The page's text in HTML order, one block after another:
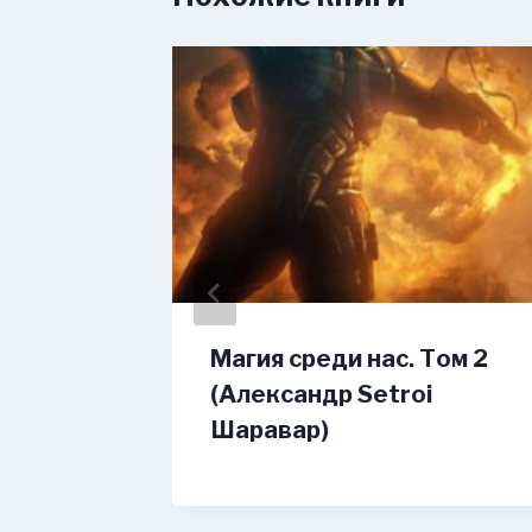
Магия среди нас. Том 2
(Александр Setroi
Шаравар)